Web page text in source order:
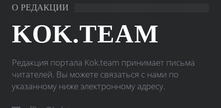
О РЕДАКЦИИ
KOK.TEAM
Редакция портала Kok.team принимает письма
читателей. Вы можете связаться с нами по
указанному ниже электронному адресу.